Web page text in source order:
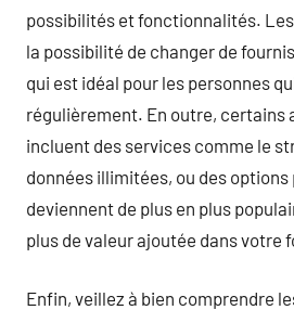
possibilités et fonctionnalités.
la possibilité de changer de
qui est idéal pour les personnes
régulièrement. En outre, certains
incluent des services comme le
données illimitées, ou des options
deviennent de plus en plus
plus de valeur ajoutée dans votre
Enfin, veillez à bien comprendre